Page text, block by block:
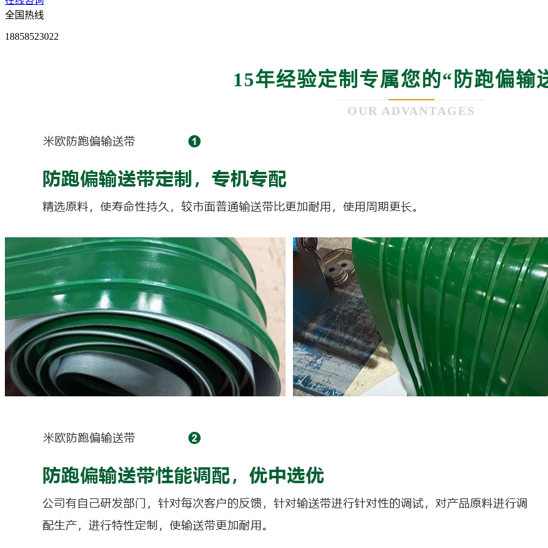
全国热线
18858523022
15年经验定制专属您的“ 防跑偏输
OUR ADVANTAGES